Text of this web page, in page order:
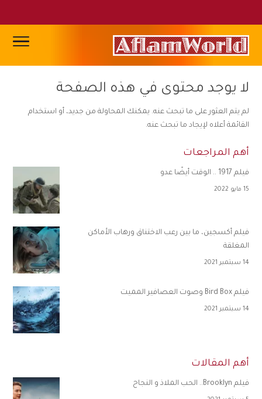
لا يوجد محتوى في هذه الصفحة
لم يتم العثور على ما تبحث عنه. يمكنك المحاولة من جديد، أو استخدام
القائمة أعلاه لإيجاد ما تبحث عنه.
أهم المراجعات
فيلم 1917 .. الوقت أيضًا عدو
15 مايو 2022
فيلم أكسجين، ما بين رعب الاختناق ورهاب الأماكن
المغلقة
14 سبتمبر 2021
فيلم Bird Box وصوت العصافير المميت
14 سبتمبر 2021
أهم المقالات
فيلم Brooklyn.. الحب الملاذ و النجاح